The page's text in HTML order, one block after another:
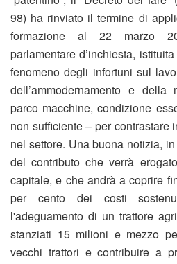
98) ha rinviato il termine di
formazione al 22 marzo
parlamentare d’inchiesta,
fenomeno degli infortuni sul
dell’ammodernamento e
parco macchine, condizione
non sufficiente – per contrastare
nel settore. Una buona notizia,
del contributo che verrà
capitale, e che andrà a coprire
per cento dei costi
l'adeguamento di un trattore
stanziati 15 milioni e mezzo
vecchi trattori e contribuire a